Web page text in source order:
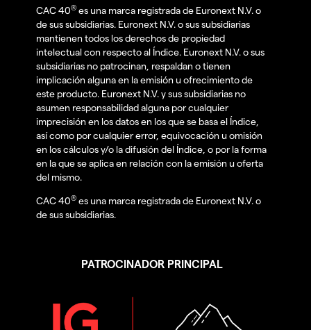
CAC 40® es una marca registrada de Euronext N.V. o
de sus subsidiarias. Euronext N.V. o sus subsidiarias
mantienen todos los derechos de propiedad
intelectual con respecto al Índice. Euronext N.V. o sus
subsidiarias no patrocinan, respaldan o tienen
implicación alguna en la emisión u ofrecimiento de
este producto. Euronext N.V. y sus subsidiarias no
asumen responsabilidad alguna por cualquier
imprecisión en los datos en los que se basa el Índice,
así como por cualquier error, equivocación u omisión
en los cálculos y/o la difusión del Índice, o por la forma
en la que se aplica en relación con la emisión u oferta
del mismo.
CAC 40® es una marca registrada de Euronext N.V. o
de sus subsidiarias.
PATROCINADOR PRINCIPAL